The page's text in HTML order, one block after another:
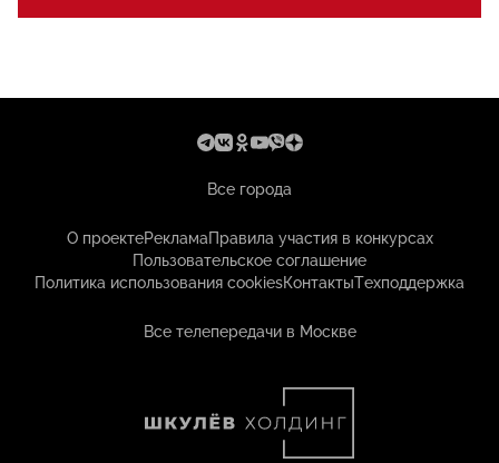
Все города
О проектеРекламаПравила участия в конкурсах
Пользовательское соглашение
Политика использования cookiesКонтактыТехподдержка
Все телепередачи в Москве